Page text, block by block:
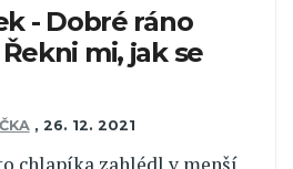
- Dobré ráno
mi, jak se
, 26. 12. 2021
chlapíka zahlédl v menší